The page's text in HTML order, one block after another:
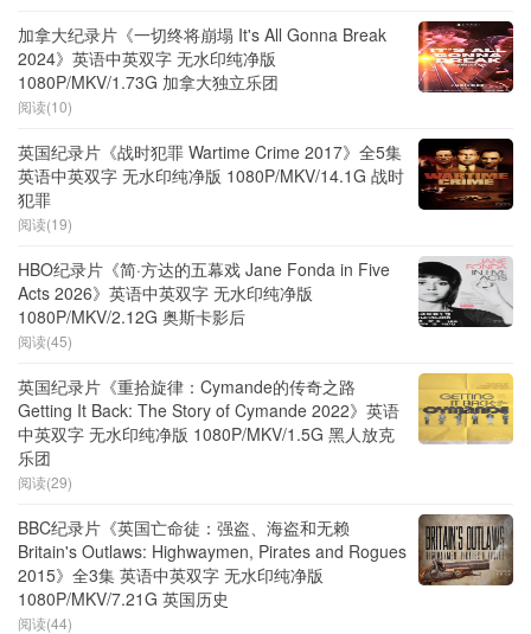
加拿大纪录片《一切终将崩塌 It's All Gonna Break
2024》英语中英双字 无水印纯净版
1080P/MKV/1.73G 加拿大独立乐团
阅读(10)
英国纪录片《战时犯罪 Wartime Crime 2017》全5集
英语中英双字 无水印纯净版 1080P/MKV/14.1G 战时
犯罪
阅读(19)
HBO纪录片《简·方达的五幕戏 Jane Fonda in Five
Acts 2026》英语中英双字 无水印纯净版
1080P/MKV/2.12G 奥斯卡影后
阅读(45)
英国纪录片《重拾旋律：Cymande的传奇之路
Getting It Back: The Story of Cymande 2022》英语
中英双字 无水印纯净版 1080P/MKV/1.5G 黑人放克
乐团
阅读(29)
BBC纪录片《英国亡命徒：强盗、海盗和无赖
Britain's Outlaws: Highwaymen, Pirates and Rogues
2015》全3集 英语中英双字 无水印纯净版
1080P/MKV/7.21G 英国历史
阅读(44)